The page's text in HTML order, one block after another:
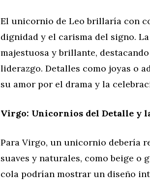
El unicornio de Leo brillaría con
dignidad y el carisma del signo.
majestuosa y brillante,
liderazgo. Detalles como joyas o
su amor por el drama y la
Virgo: Unicornios del Detalle y
Para Virgo, un unicornio debería
suaves y naturales, como beige o
cola podrían mostrar un diseño